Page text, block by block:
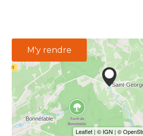
M'y rendre